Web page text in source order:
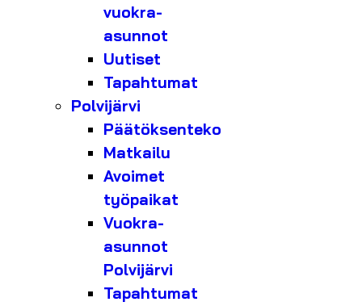
vuokra-
asunnot
Uutiset
Tapahtumat
Polvijärvi
Päätöksenteko
Matkailu
Avoimet
työpaikat
Vuokra-
asunnot
Polvijärvi
Tapahtumat